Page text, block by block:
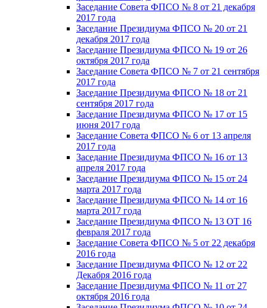
Заседание Совета ФПСО № 8 от 21 декабря
2017 года
Заседание Президиума ФПСО № 20 от 21
декабря 2017 года
Заседание Президиума ФПСО № 19 от 26
октября 2017 года
Заседание Совета ФПСО № 7 от 21 сентября
2017 года
Заседание Президиума ФПСО № 18 от 21
сентября 2017 года
Заседание Президиума ФПСО № 17 от 15
июня 2017 года
Заседание Совета ФПСО № 6 от 13 апреля
2017 года
Заседание Президиума ФПСО № 16 от 13
апреля 2017 года
Заседание Президиума ФПСО № 15 от 24
марта 2017 года
Заседание Президиума ФПСО № 14 от 16
марта 2017 года
Заседание Президиума ФПСО № 13 ОТ 16
февраля 2017 года
Заседание Совета ФПСО № 5 от 22 декабря
2016 года
Заседание Президиума ФПСО № 12 от 22
Декабря 2016 года
Заседание Президиума ФПСО № 11 от 27
октября 2016 года